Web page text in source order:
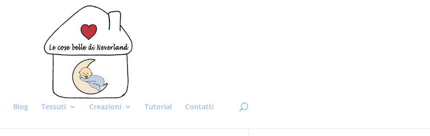
Blog Tessuti Creazioni Tutorial Contatti